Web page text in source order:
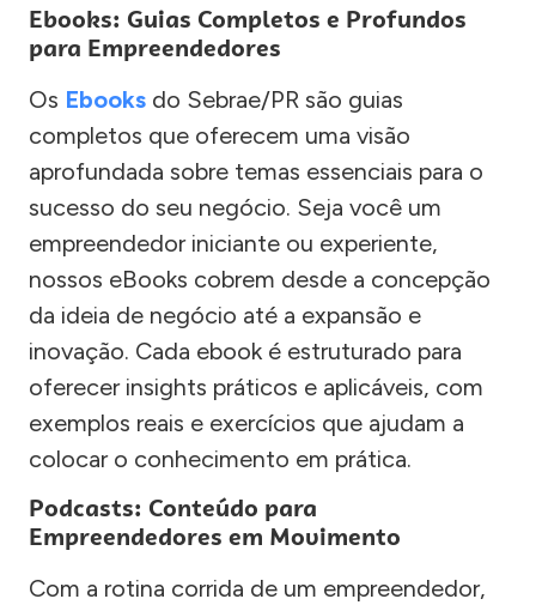
Ebooks: Guias Completos e Profundos
para Empreendedores
Os Ebooks do Sebrae/PR são guias
completos que oferecem uma visão
aprofundada sobre temas essenciais para o
sucesso do seu negócio. Seja você um
empreendedor iniciante ou experiente,
nossos eBooks cobrem desde a concepção
da ideia de negócio até a expansão e
inovação. Cada ebook é estruturado para
oferecer insights práticos e aplicáveis, com
exemplos reais e exercícios que ajudam a
colocar o conhecimento em prática.
Podcasts: Conteúdo para
Empreendedores em Movimento
Com a rotina corrida de um empreendedor,